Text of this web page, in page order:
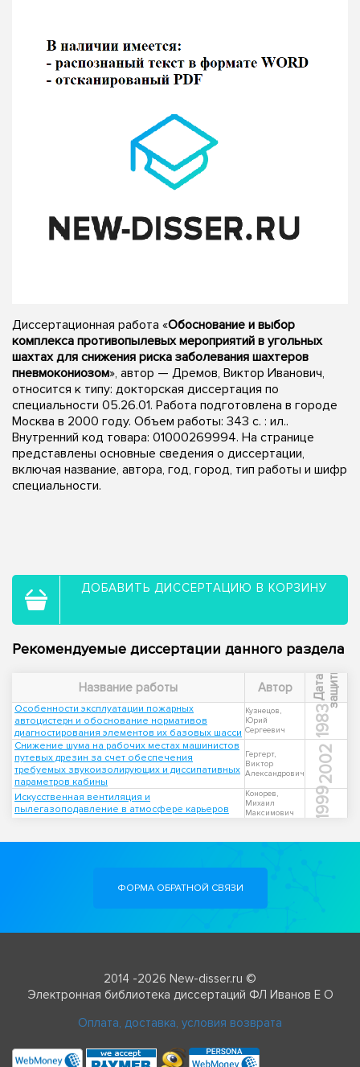
Диссертационная работа «Обоснование и выбор
комплекса противопылевых мероприятий в угольных
шахтах для снижения риска заболевания шахтеров
пневмокониозом», автор — Дремов, Виктор Иванович,
относится к типу: докторская диссертация по
специальности 05.26.01. Работа подготовлена в городе
Москва в 2000 году. Объем работы: 343 с. : ил..
Внутренний код товара: 01000269994. На странице
представлены основные сведения о диссертации,
включая название, автора, год, город, тип работы и шифр
специальности.
ДОБАВИТЬ ДИССЕРТАЦИЮ В КОРЗИНУ
Рекомендуемые диссертации данного раздела
Название работы Автор Д
а
т
а
з
а
щ
и
т ы
Особенности эксплуатации пожарных
автоцистерн и обоснование нормативов
диагностирования элементов их базовых шасси
Кузнецов,
Юрий
Сергеевич
1983
Снижение шума на рабочих местах машинистов
путевых дрезин за счет обеспечения
требуемых звукоизолирующих и диссипативных
параметров кабины
Гергерт,
Виктор
Александрович
2002
Искусственная вентиляция и
пылегазоподавление в атмосфере карьеров
Конорев,
Михаил
Максимович
1999
ФОРМА ОБРАТНОЙ СВЯЗИ
2014 -2026 New-disser.ru ©
Электронная библиотека диссертаций ФЛ Иванов Е О
Оплата, доставка, условия возврата